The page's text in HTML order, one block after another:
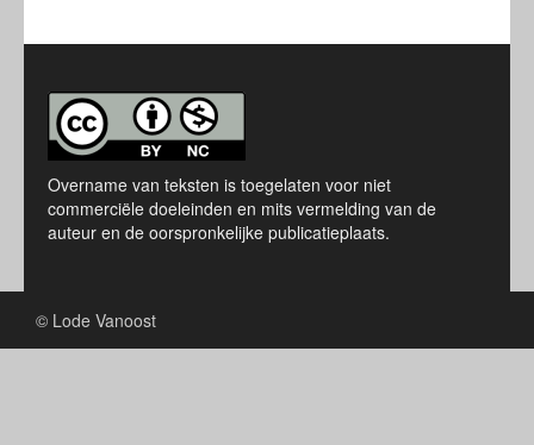
Overname van teksten is toegelaten voor niet
commerciële doeleinden en mits vermelding van de
auteur en de oorspronkelijke publicatieplaats.
© Lode Vanoost